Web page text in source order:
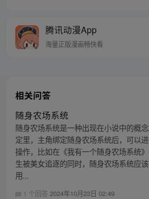
周三周五周日更新。请大家
腾讯动漫App
海量正版漫画畅快看
相关问答
随身农场系统
随身农场系统是一种出现在小说中的概
定里，主角绑定随身农场系统后，可以
操作，比如在《我有一个随身农场系统
生被美女追逐的同时，随身农场系统应
用...
1 个回答 2024年10月23日 02:49